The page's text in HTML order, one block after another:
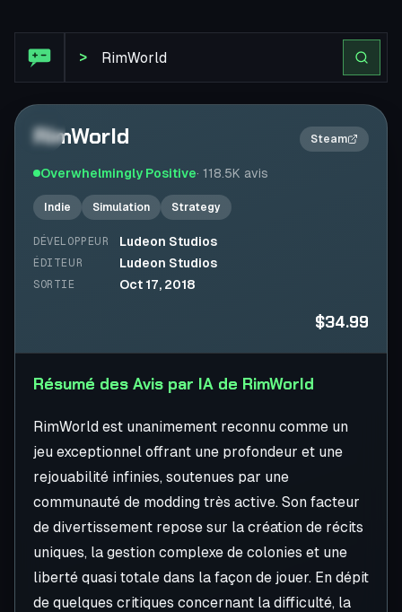
>
2×
RimWorld Steam
Overwhelmingly Positive· 118.5K avis
Indie Simulation Strategy
DÉVELOPPEUR Ludeon Studios
ÉDITEUR Ludeon Studios
SORTIE Oct 17, 2018
$34.99
Résumé des Avis par IA de RimWorld
RimWorld est unanimement reconnu comme un
jeu exceptionnel offrant une profondeur et une
rejouabilité infinies, soutenues par une
communauté de modding très active. Son facteur
de divertissement repose sur la création de récits
uniques, la gestion complexe de colonies et une
liberté quasi totale dans la façon de jouer. En dépit
de quelques critiques concernant la difficulté, la